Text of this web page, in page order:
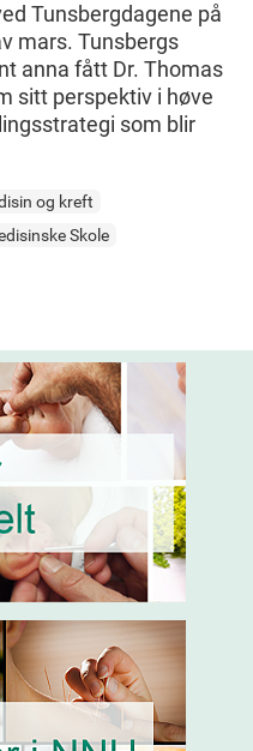
Tunsbergdagene på
mars. Tunsbergs
anna fått Dr. Thomas
sitt perspektiv i høve
som blir
og kreft
Skole